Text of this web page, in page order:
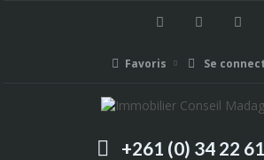
Favoris Se
+261 (0) 34 22